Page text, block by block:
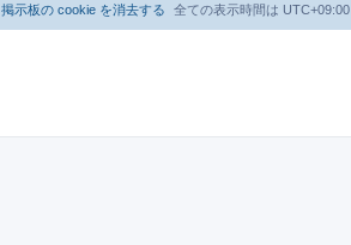
全ての表示時間は UTC+09:00
掲示板の cookie を消去する